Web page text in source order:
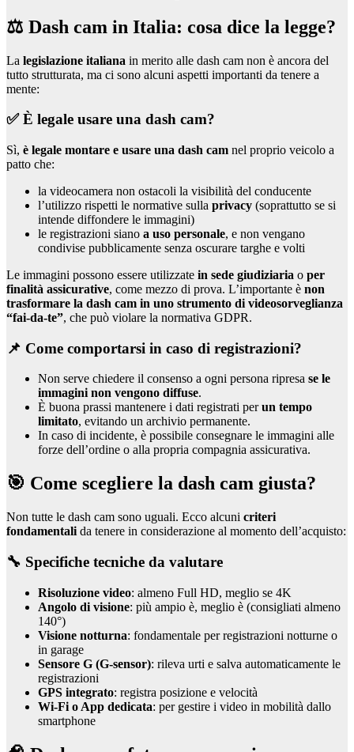
⚖️ Dash cam in Italia: cosa dice la legge?
La legislazione italiana in merito alle dash cam non è ancora del
tutto strutturata, ma ci sono alcuni aspetti importanti da tenere a
mente:
✅ È legale usare una dash cam?
Sì, è legale montare e usare una dash cam nel proprio veicolo a
patto che:
la videocamera non ostacoli la visibilità del conducente
l’utilizzo rispetti le normative sulla privacy (soprattutto se si
intende diffondere le immagini)
le registrazioni siano a uso personale, e non vengano
condivise pubblicamente senza oscurare targhe e volti
Le immagini possono essere utilizzate in sede giudiziaria o per
finalità assicurative, come mezzo di prova. L’importante è non
trasformare la dash cam in uno strumento di videosorveglianza
“fai-da-te”, che può violare la normativa GDPR.
📌 Come comportarsi in caso di registrazioni?
Non serve chiedere il consenso a ogni persona ripresa se le
immagini non vengono diffuse.
È buona prassi mantenere i dati registrati perun tempo
limitato, evitando un archivio permanente.
In caso di incidente, è possibile consegnare le immagini alle
forze dell’ordine o alla propria compagnia assicurativa.
🎯 Come scegliere la dash cam giusta?
Non tutte le dash cam sono uguali. Ecco alcuni criteri
fondamentali da tenere in considerazione al momento dell’acquisto:
🔧 Specifiche tecniche da valutare
Risoluzione video: almeno Full HD, meglio se 4K
Angolo di visione: più ampio è, meglio è (consigliati almeno
140°)
Visione notturna: fondamentale per registrazioni notturne o
in garage
Sensore G (G-sensor): rileva urti e salva automaticamente le
registrazioni
GPS integrato: registra posizione e velocità
Wi-Fi o App dedicata: per gestire i video in mobilità dallo
smartphone